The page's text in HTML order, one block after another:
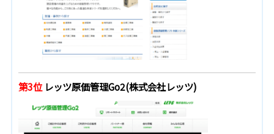
第3位 レッツ原価管理Go2(株式会社レッツ)